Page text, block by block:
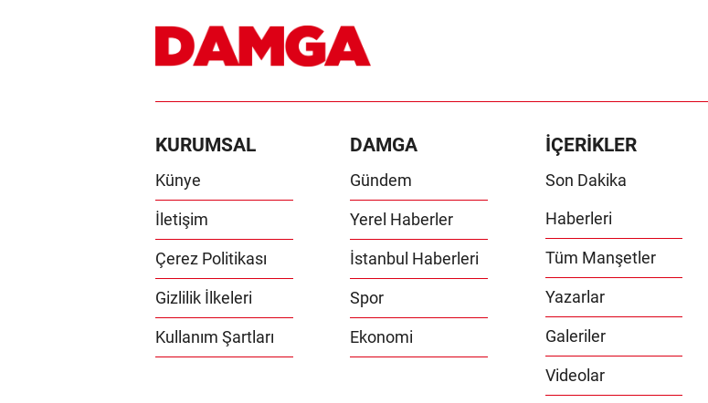
KURUMSAL
Künye
İletişim
Çerez Politikası
Gizlilik İlkeleri
Kullanım Şartları
DAMGA
Gündem
Yerel Haberler
İstanbul Haberleri
Spor
Ekonomi
İÇERİKLER
Son Dakika
Haberleri
Tüm Manşetler
Yazarlar
Galeriler
Videolar